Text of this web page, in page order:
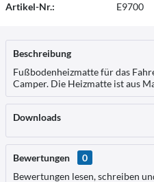
Artikel-Nr.: E9700
Beschreibung
Fußbodenheizmatte für das
Camper. Die Heizmatte ist aus
Downloads
Bewertungen
0
Bewertungen lesen, schreiben